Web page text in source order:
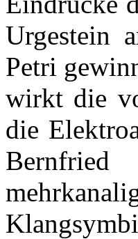
Urgestein
Petri
wirkt die
die